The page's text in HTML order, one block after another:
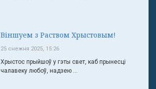
Віншуем з Раством Хрыстовым!
25 снежня 2025, 15:26
Хрыстос прыйшоў у гэты свет, каб прынесці
чалавеку любоў, надзею ...